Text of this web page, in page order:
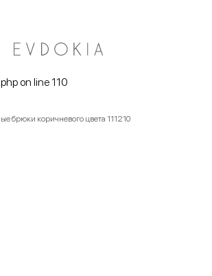
on line 110
брюки коричневого цвета 111210